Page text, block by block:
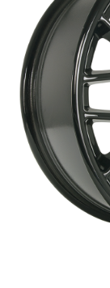
Vanteiden
Auton renkaat
Yhteystiedot